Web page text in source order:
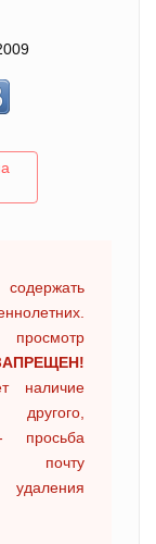
просмотр
наличие
просьба